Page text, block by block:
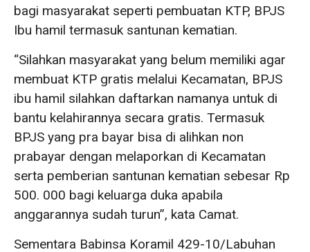
bagi masyarakat seperti pembuatan KTP, BPJS
Ibu hamil termasuk santunan kematian.
“Silahkan masyarakat yang belum memiliki agar
membuat KTP gratis melalui Kecamatan, BPJS
ibu hamil silahkan daftarkan namanya untuk di
bantu kelahirannya secara gratis. Termasuk
BPJS yang pra bayar bisa di alihkan non
prabayar dengan melaporkan di Kecamatan
serta pemberian santunan kematian sebesar Rp
500. 000 bagi keluarga duka apabila
anggarannya sudah turun”, kata Camat.
Sementara Babinsa Koramil 429-10/Labuhan